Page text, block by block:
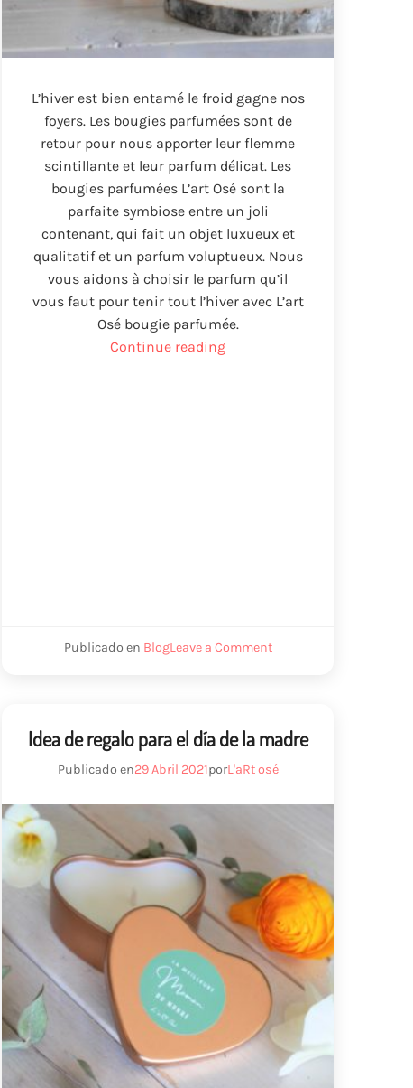
L’hiver est bien entamé le froid gagne nos
foyers. Les bougies parfumées sont de
retour pour nous apporter leur flemme
scintillante et leur parfum délicat. Les
bougies parfumées L’art Osé sont la
parfaite symbiose entre un joli
contenant, qui fait un objet luxueux et
qualitatif et un parfum voluptueux. Nous
vous aidons à choisir le parfum qu’il
vous faut pour tenir tout l’hiver avec L’art
Osé bougie parfumée.
Continue reading“vela
Publicado en BlogLeave a Commenton
Idea de regalo para el día de la madre
Publicado en29 Abril 2021porL'aRt osé